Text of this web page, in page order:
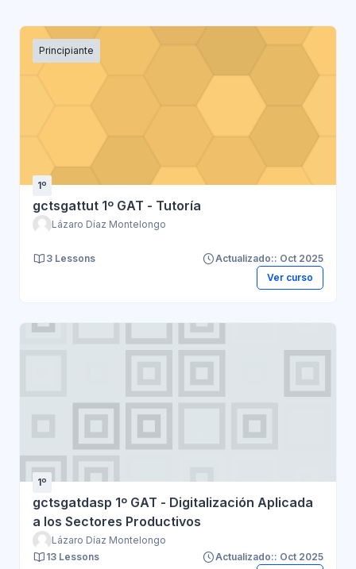
Principiante
1º
gctsgattut 1º GAT - Tutoría
Lázaro Díaz Montelongo
3 Lessons
Actualizado:: Oct 2025
Ver curso
1º
gctsgatdasp 1º GAT - Digitalización Aplicada
a los Sectores Productivos
Lázaro Díaz Montelongo
13 Lessons
Actualizado:: Oct 2025